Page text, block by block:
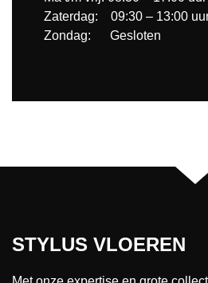
Zaterdag: 09:30 – 13:00
Zondag: Gesloten
STYLUS VLOEREN